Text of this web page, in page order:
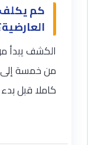
كم
الكشف يبدأ
من خمسة إلى
كاملا قبل